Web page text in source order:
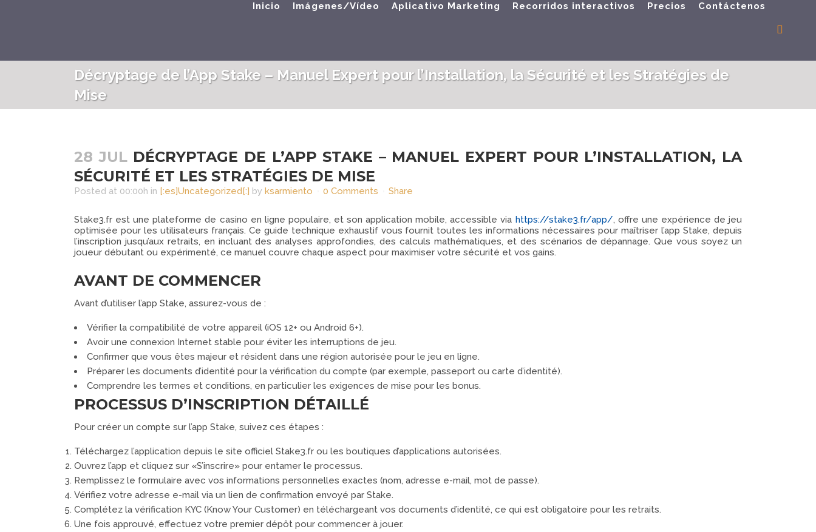
Inicio Imágenes/Vídeo Aplicativo Marketing Recorridos interactivos Precios Contáctenos
Décryptage de l’App Stake – Manuel Expert pour l’Installation, la Sécurité et les Stratégies de
Mise
28 JULDÉCRYPTAGE DE L’APP STAKE – MANUEL EXPERT POUR L’INSTALLATION, LA
SÉCURITÉ ET LES STRATÉGIES DE MISE
Posted at 00:00h in [:es]Uncategorized[:] by ksarmiento 0 Comments Share
Stake3.fr est une plateforme de casino en ligne populaire, et son application mobile, accessible via https://stake3.fr/app/, offre une expérience de jeu
optimisée pour les utilisateurs français. Ce guide technique exhaustif vous fournit toutes les informations nécessaires pour maîtriser l’app Stake, depuis
l’inscription jusqu’aux retraits, en incluant des analyses approfondies, des calculs mathématiques, et des scénarios de dépannage. Que vous soyez un
joueur débutant ou expérimenté, ce manuel couvre chaque aspect pour maximiser votre sécurité et vos gains.
AVANT DE COMMENCER
Avant d’utiliser l’app Stake, assurez-vous de :
Vérifier la compatibilité de votre appareil (iOS 12+ ou Android 6+).
Avoir une connexion Internet stable pour éviter les interruptions de jeu.
Confirmer que vous êtes majeur et résident dans une région autorisée pour le jeu en ligne.
Préparer les documents d’identité pour la vérification du compte (par exemple, passeport ou carte d’identité).
Comprendre les termes et conditions, en particulier les exigences de mise pour les bonus.
PROCESSUS D’INSCRIPTION DÉTAILLÉ
Pour créer un compte sur l’app Stake, suivez ces étapes :
Téléchargez l’application depuis le site officiel Stake3.fr ou les boutiques d’applications autorisées.
Ouvrez l’app et cliquez sur «S’inscrire» pour entamer le processus.
Remplissez le formulaire avec vos informations personnelles exactes (nom, adresse e-mail, mot de passe).
Vérifiez votre adresse e-mail via un lien de confirmation envoyé par Stake.
Complétez la vérification KYC (Know Your Customer) en téléchargeant vos documents d’identité, ce qui est obligatoire pour les retraits.
Une fois approuvé, effectuez votre premier dépôt pour commencer à jouer.